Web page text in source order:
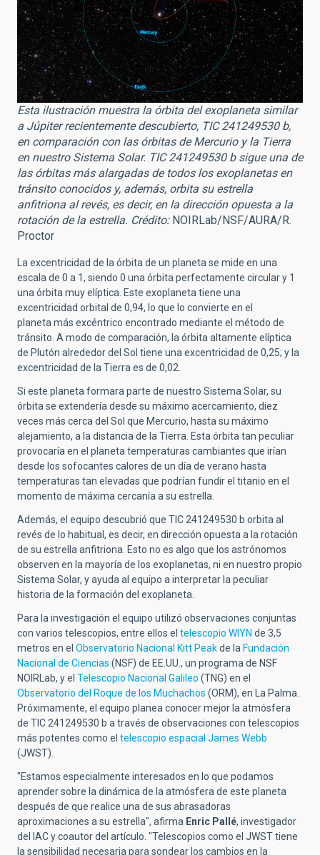
Esta ilustración muestra la órbita del exoplaneta similar
a Júpiter recientemente descubierto, TIC 241249530 b,
en comparación con las órbitas de Mercurio y la Tierra
en nuestro Sistema Solar. TIC 241249530 b sigue una de
las órbitas más alargadas de todos los exoplanetas en
tránsito conocidos y, además, orbita su estrella
anfitriona al revés, es decir, en la dirección opuesta a la
rotación de la estrella. Crédito: NOIRLab/NSF/AURA/R.
Proctor
La excentricidad de la órbita de un planeta se mide en una
escala de 0 a 1, siendo 0 una órbita perfectamente circular y 1
una órbita muy elíptica. Este exoplaneta tiene una
excentricidad orbital de 0,94, lo que lo convierte en el
planeta más excéntrico encontrado mediante el método de
tránsito. A modo de comparación, la órbita altamente elíptica
de Plutón alrededor del Sol tiene una excentricidad de 0,25; y la
excentricidad de la Tierra es de 0,02.
Si este planeta formara parte de nuestro Sistema Solar, su
órbita se extendería desde su máximo acercamiento, diez
veces más cerca del Sol que Mercurio, hasta su máximo
alejamiento, a la distancia de la Tierra. Esta órbita tan peculiar
provocaría en el planeta temperaturas cambiantes que irían
desde los sofocantes calores de un día de verano hasta
temperaturas tan elevadas que podrían fundir el titanio en el
momento de máxima cercanía a su estrella.
Además, el equipo descubrió que TIC 241249530 b orbita al
revés de lo habitual, es decir, en dirección opuesta a la rotación
de su estrella anfitriona. Esto no es algo que los astrónomos
observen en la mayoría de los exoplanetas, ni en nuestro propio
Sistema Solar, y ayuda al equipo a interpretar la peculiar
historia de la formación del exoplaneta.
Para la investigación el equipo utilizó observaciones conjuntas
con varios telescopios, entre ellos el telescopio WIYN de 3,5
metros en el Observatorio Nacional Kitt Peakde la Fundación
Nacional de Ciencias (NSF) de EE.UU., un programa de NSF
NOIRLab, y el Telescopio Nacional Galileo (TNG) en el
Observatorio del Roque de los Muchachos (ORM), en La Palma.
Próximamente, el equipo planea conocer mejor la atmósfera
de TIC 241249530 b a través de observaciones con telescopios
más potentes como el telescopio espacial James Webb
(JWST).
"Estamos especialmente interesados en lo que podamos
aprender sobre la dinámica de la atmósfera de este planeta
después de que realice una de sus abrasadoras
aproximaciones a su estrella", afirma Enric Pallé, investigador
del IAC y coautor del artículo. "Telescopios como el JWST tiene
la sensibilidad necesaria para sondear los cambios en la